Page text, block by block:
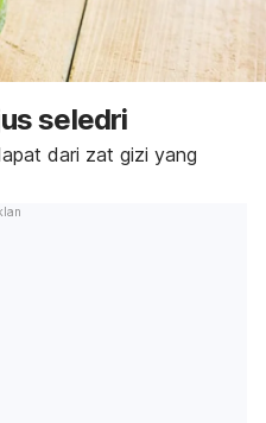
seledri
dari zat gizi yang